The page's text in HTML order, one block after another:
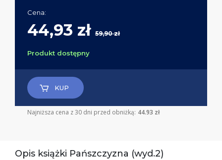
Cena:
44,93 zł 59,90 zł
Produkt dostępny
KUP
Najniższa cena z 30 dni przed obniżką: 44.93 zł
Opis książki Pańszczyzna (wyd.2)